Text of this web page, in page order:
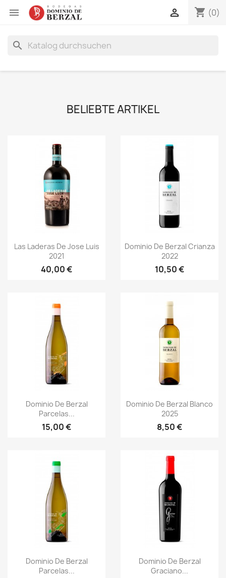
 shopping_cart (0)

search
BELIEBTE ARTIKEL
Vorschau
Las Laderas De Jose Luis
2021
40,00 €
Vorschau
Dominio De Berzal Crianza
2022
10,50 €
Vorschau
Dominio De Berzal
Parcelas...
15,00 €
Vorschau
Dominio De Berzal Blanco
2025
8,50 €
Vorschau
Dominio De Berzal
Parcelas...
Vorschau
Dominio De Berzal
Graciano...